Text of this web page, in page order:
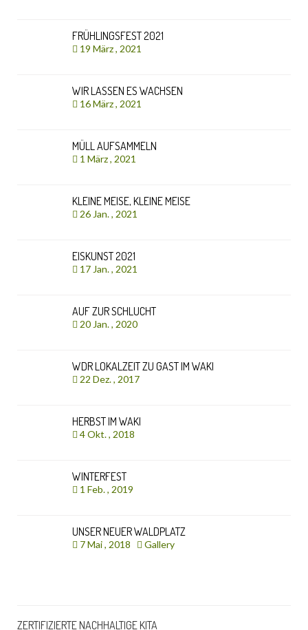
FRÜHLINGSFEST 2021
19 März , 2021
WIR LASSEN ES WACHSEN
16 März , 2021
MÜLL AUFSAMMELN
1 März , 2021
KLEINE MEISE, KLEINE MEISE
26 Jan. , 2021
EISKUNST 2021
17 Jan. , 2021
AUF ZUR SCHLUCHT
20 Jan. , 2020
WDR LOKALZEIT ZU GAST IM WAKI
22 Dez. , 2017
HERBST IM WAKI
4 Okt. , 2018
WINTERFEST
1 Feb. , 2019
UNSER NEUER WALDPLATZ
7 Mai , 2018 Gallery
ZERTIFIZIERTE NACHHALTIGE KITA